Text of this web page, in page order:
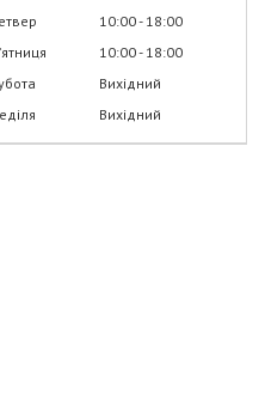
10:00 18:00
10:00 18:00
Вихідний
Вихідний